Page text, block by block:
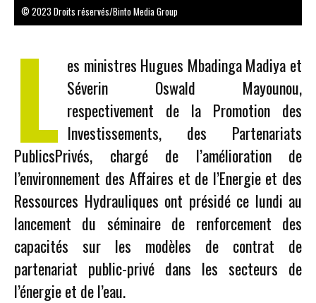
© 2023 Droits réservés/Binto Media Group
L es ministres Hugues Mbadinga Madiya et
Séverin Oswald Mayounou,
respectivement de la Promotion des
Investissements, des Partenariats
PublicsPrivés, chargé de l’amélioration de
l’environnement des Affaires et de l’Energie et des
Ressources Hydrauliques ont présidé ce lundi au
lancement du séminaire de renforcement des
capacités sur les modèles de contrat de
partenariat public-privé dans les secteurs de
l’énergie et de l’eau.